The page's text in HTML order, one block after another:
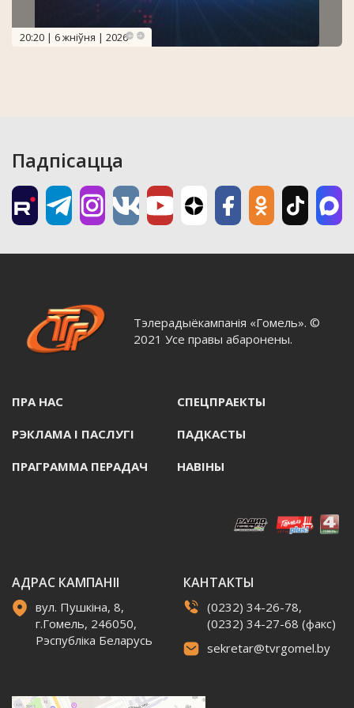
20:20 | 6 жніўня | 2026
Падпісацца
Тэлерадыёкампанія «Гомель». ©
2021 Усе правы абаронены.
ПРА НАС СПЕЦПРАЕКТЫ
РЭКЛАМА I ПАСЛУГI ПАДКАСТЫ
ПРАГРАММА ПЕРАДАЧ НАВIНЫ
АДРАС КАМПАНІІ
вул. Пушкіна, 8,
г.Гомель, 246050,
Рэспубліка Беларусь
КАНТАКТЫ
(0232) 34-26-78,
(0232) 34-27-68 (факс)
sekretar@tvrgomel.by